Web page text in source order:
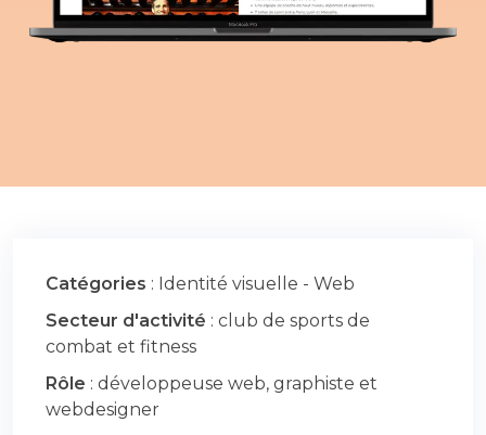
Catégories : Identité visuelle - Web
Secteur d'activité : club de sports de
combat et fitness
Rôle : développeuse web, graphiste et
webdesigner